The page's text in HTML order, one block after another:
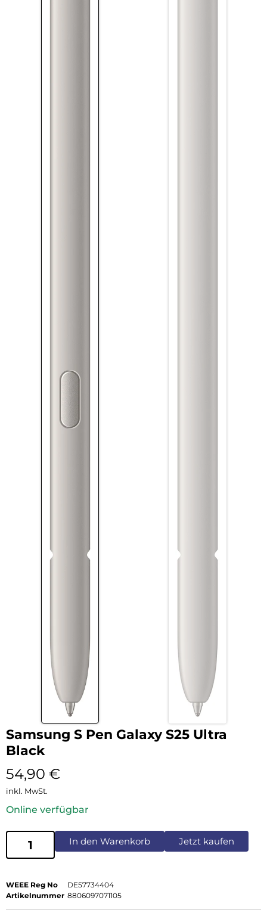
Samsung S Pen Galaxy S25 Ultra
Black
54,90 €
inkl. MwSt.
Online verfügbar
In den Warenkorb Jetzt kaufen
WEEE Reg No
DE57734404
Artikelnummer 8806097071105